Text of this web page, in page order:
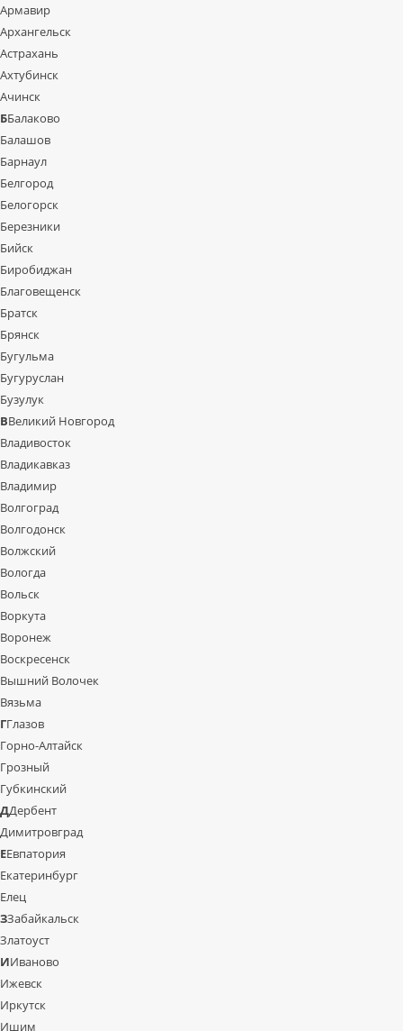
Армавир
Архангельск
Астрахань
Ахтубинск
Ачинск
ББалаково
Балашов
Барнаул
Белгород
Белогорск
Березники
Бийск
Биробиджан
Благовещенск
Братск
Брянск
Бугульма
Бугуруслан
Бузулук
ВВеликий Новгород
Владивосток
Владикавказ
Владимир
Волгоград
Волгодонск
Волжский
Вологда
Вольск
Воркута
Воронеж
Воскресенск
Вышний Волочек
Вязьма
ГГлазов
Горно-Алтайск
Грозный
Губкинский
ДДербент
Димитровград
ЕЕвпатория
Екатеринбург
Елец
ЗЗабайкальск
Златоуст
ИИваново
Ижевск
Иркутск
Ишим